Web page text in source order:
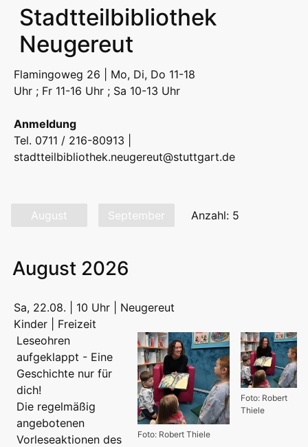
Stadtteilbibliothek
Neugereut
Flamingoweg 26 | Mo, Di, Do 11-18
Uhr ; Fr 11-16 Uhr ; Sa 10-13 Uhr
Anmeldung
Tel. 0711 / 216-80913 |
stadtteilbibliothek.neugereut@stuttgart.de
August September Anzahl: 5
August 2026
Sa, 22.08. | 10 Uhr | Neugereut
Kinder | Freizeit
Foto: Robert
Thiele
Foto: Robert Thiele
Leseohren
aufgeklappt - Eine
Geschichte nur für
dich!
Die regelmäßig
angebotenen
Vorleseaktionen des